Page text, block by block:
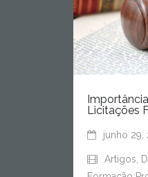
Licitações
junho 29,
Artigos